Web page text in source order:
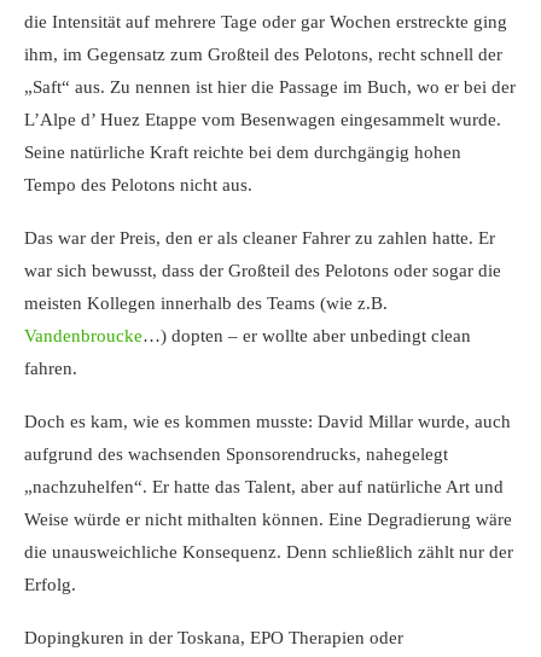
die Intensität auf mehrere Tage oder gar Wochen erstreckte ging
ihm, im Gegensatz zum Großteil des Pelotons, recht schnell der
„Saft“ aus. Zu nennen ist hier die Passage im Buch, wo er bei der
L’Alpe d’ Huez Etappe vom Besenwagen eingesammelt wurde.
Seine natürliche Kraft reichte bei dem durchgängig hohen
Tempo des Pelotons nicht aus.
Das war der Preis, den er als cleaner Fahrer zu zahlen hatte. Er
war sich bewusst, dass der Großteil des Pelotons oder sogar die
meisten Kollegen innerhalb des Teams (wie z.B.
Vandenbroucke…) dopten – er wollte aber unbedingt clean
fahren.
Doch es kam, wie es kommen musste: David Millar wurde, auch
aufgrund des wachsenden Sponsorendrucks, nahegelegt
„nachzuhelfen“. Er hatte das Talent, aber auf natürliche Art und
Weise würde er nicht mithalten können. Eine Degradierung wäre
die unausweichliche Konsequenz. Denn schließlich zählt nur der
Erfolg.
Dopingkuren in der Toskana, EPO Therapien oder